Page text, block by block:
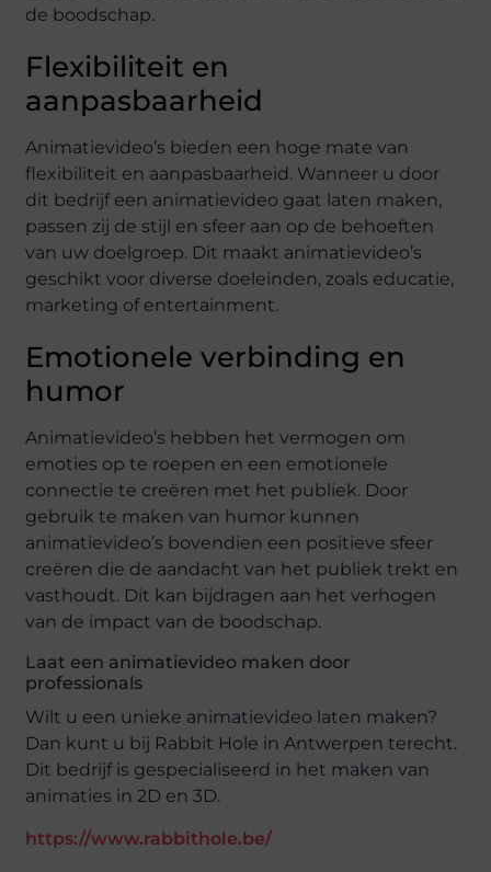
de boodschap.
Flexibiliteit en
aanpasbaarheid
Animatievideo’s bieden een hoge mate van
flexibiliteit en aanpasbaarheid. Wanneer u door
dit bedrijf een animatievideo gaat laten maken,
passen zij de stijl en sfeer aan op de behoeften
van uw doelgroep. Dit maakt animatievideo’s
geschikt voor diverse doeleinden, zoals educatie,
marketing of entertainment.
Emotionele verbinding en
humor
Animatievideo’s hebben het vermogen om
emoties op te roepen en een emotionele
connectie te creëren met het publiek. Door
gebruik te maken van humor kunnen
animatievideo’s bovendien een positieve sfeer
creëren die de aandacht van het publiek trekt en
vasthoudt. Dit kan bijdragen aan het verhogen
van de impact van de boodschap.
Laat een animatievideo maken door
professionals
Wilt u een unieke animatievideo laten maken?
Dan kunt u bij Rabbit Hole in Antwerpen terecht.
Dit bedrijf is gespecialiseerd in het maken van
animaties in 2D en 3D.
https://www.rabbithole.be/